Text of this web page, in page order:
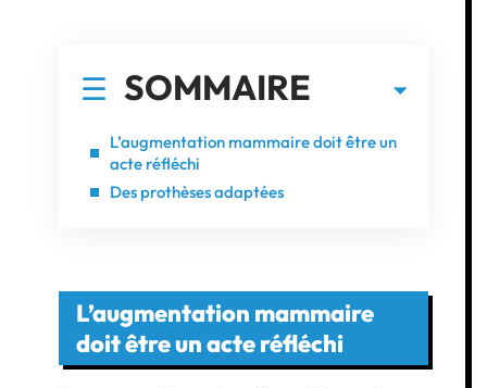
SOMMAIRE
L’augmentation mammaire doit être un
acte réfléchi
Des prothèses adaptées
L’augmentation mammaire
doit être un acte réfléchi